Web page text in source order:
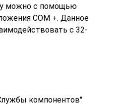
можно с помощью
COM +. Данное
с 32-
компонентов"